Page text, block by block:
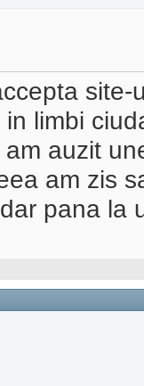
limbi
auzit
am zis
pana la